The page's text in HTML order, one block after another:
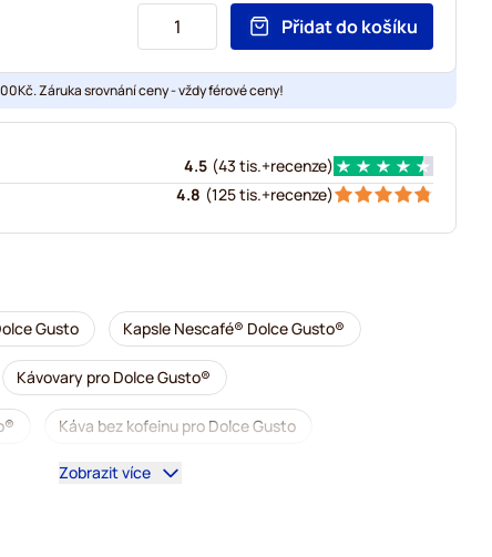
Přidat do košíku
Záruka srovnání ceny - vždy férové ceny!
4.5 (43 tis.+recenze)
4.8 (125 tis.+recenze)
Gusto Kapsle Nescafé® Dolce Gusto®
Kávovary pro Dolce Gusto®
Káva bez kofeinu pro Dolce Gusto
Segafredo kávové kapsle pro Dolce Gusto
Zobrazit více